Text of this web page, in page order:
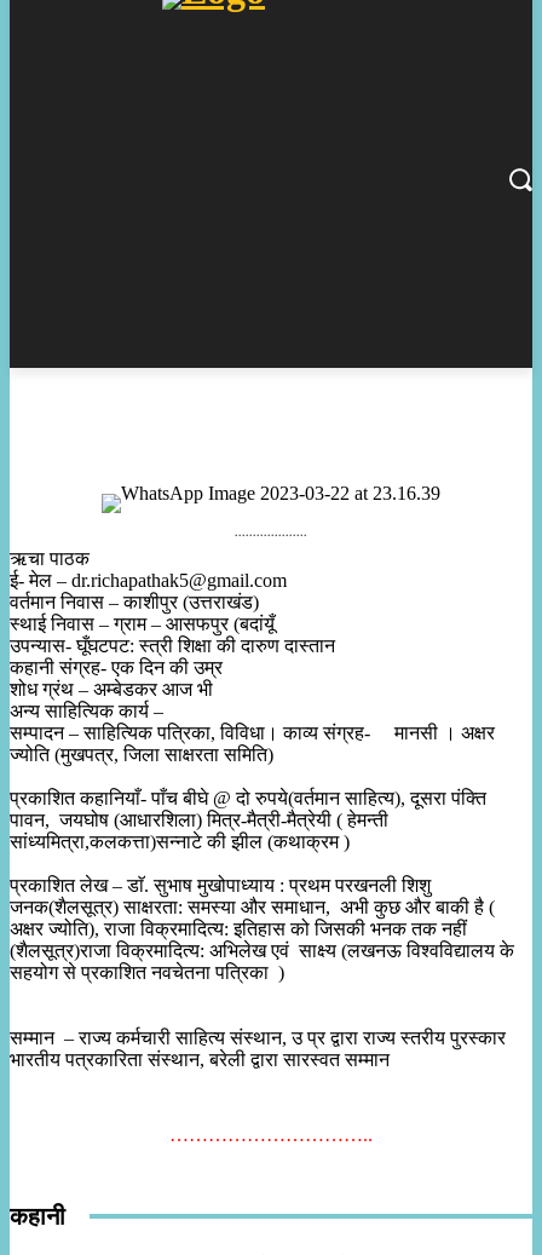
....................
ऋचा पाठक
ई- मेल – dr.richapathak5@gmail.com
वर्तमान निवास – काशीपुर (उत्तराखंड)
स्थाई निवास – ग्राम – आसफपुर (बदांयूँ
उपन्यास- घूँघटपट: स्त्री शिक्षा की दारुण दास्तान
कहानी संग्रह- एक दिन की उम्र
शोध ग्रंथ – अम्बेडकर आज भी
अन्य साहित्यिक कार्य –
सम्पादन – साहित्यिक पत्रिका, विविधा। काव्य संग्रह- मानसी । अक्षर
ज्योति (मुखपत्र, जिला साक्षरता समिति)
प्रकाशित कहानियाँ- पाँच बीघे @ दो रुपये(वर्तमान साहित्य), दूसरा पंक्ति
पावन, जयघोष (आधारशिला) मित्र-मैत्री-मैत्रेयी ( हेमन्ती
सांध्यमित्रा,कलकत्ता)सन्नाटे की झील (कथाक्रम )
प्रकाशित लेख – डाॅ. सुभाष मुखोपाध्याय : प्रथम परखनली शिशु
जनक(शैलसूत्र) साक्षरता: समस्या और समाधान, अभी कुछ और बाकी है (
अक्षर ज्योति), राजा विक्रमादित्य: इतिहास को जिसकी भनक तक नहीं
(शैलसूत्र)राजा विक्रमादित्य: अभिलेख एवं साक्ष्य (लखनऊ विश्वविद्यालय के
सहयोग से प्रकाशित नवचेतना पत्रिका )
सम्मान – राज्य कर्मचारी साहित्य संस्थान, उ प्र द्वारा राज्य स्तरीय पुरस्कार
भारतीय पत्रकारिता संस्थान, बरेली द्वारा सारस्वत सम्मान
…………………………..
कहानी